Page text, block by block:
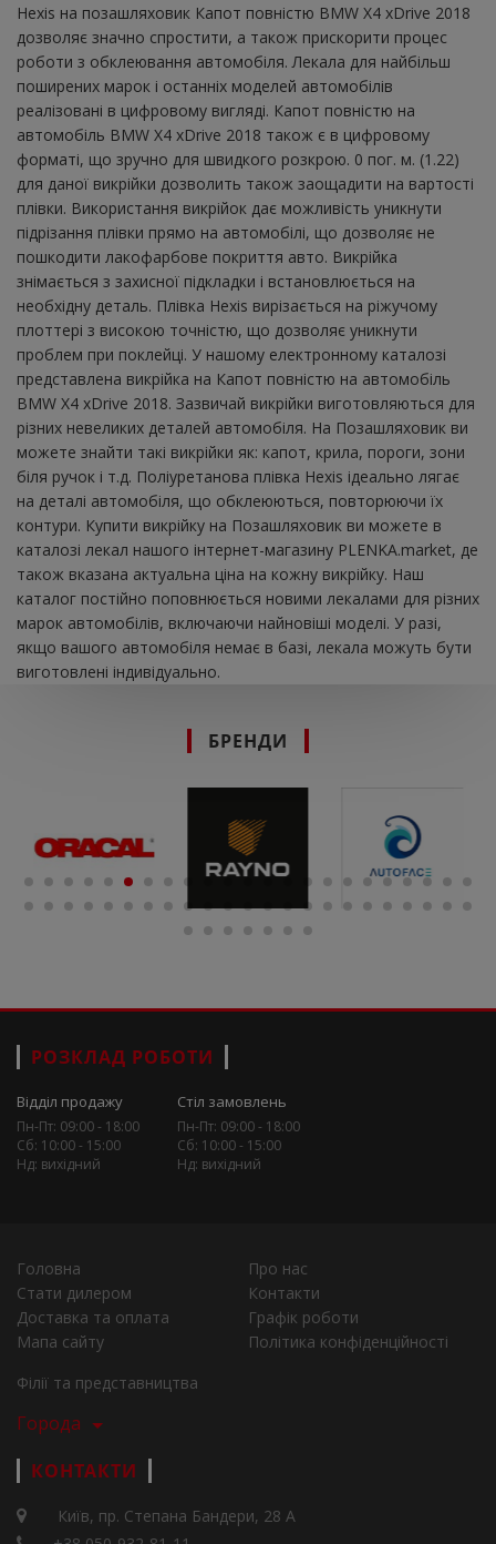
Hexis на позашляховик Капот повністю BMW X4 xDrive 2018
дозволяє значно спростити, а також прискорити процес
роботи з обклеювання автомобіля. Лекала для найбільш
поширених марок і останніх моделей автомобілів
реалізовані в цифровому вигляді. Капот повністю на
автомобіль BMW X4 xDrive 2018 також є в цифровому
форматі, що зручно для швидкого розкрою. 0 пог. м. (1.22)
для даної викрійки дозволить також заощадити на вартості
плівки. Використання викрійок дає можливість уникнути
підрізання плівки прямо на автомобілі, що дозволяє не
пошкодити лакофарбове покриття авто. Викрійка
знімається з захисної підкладки і встановлюється на
необхідну деталь. Плівка Hexis вирізається на ріжучому
плоттері з високою точністю, що дозволяє уникнути
проблем при поклейці. У нашому електронному каталозі
представлена ​​викрійка на Капот повністю на автомобіль
BMW X4 xDrive 2018. Зазвичай викрійки виготовляються для
різних невеликих деталей автомобіля. На Позашляховик ви
можете знайти такі викрійки як: капот, крила, пороги, зони
біля ручок і т.д. Поліуретанова плівка Hexis ідеально лягає
на деталі автомобіля, що обклеюються, повторюючи їх
контури. Купити викрійку на Позашляховик ви можете в
каталозі лекал нашого інтернет-магазину PLENKA.market, де
також вказана актуальна ціна на кожну викрійку. Наш
каталог постійно поповнюється новими лекалами для різних
марок автомобілів, включаючи найновіші моделі. У разі,
якщо вашого автомобіля немає в базі, лекала можуть бути
виготовлені індивідуально.
БРЕНДИ
РОЗКЛАД РОБОТИ
Відділ продажу
Пн-Пт: 09:00 - 18:00
Сб: 10:00 - 15:00
Нд: вихідний
Стіл замовлень
Пн-Пт: 09:00 - 18:00
Сб: 10:00 - 15:00
Нд: вихідний
Головна
Про нас
Стати дилером
Контакти
Доставка та оплата
Графік роботи
Мапа сайту
Політика конфіденційності
Філії та представництва
Города
КОНТАКТИ
Київ, пр. Степана Бандери, 28 А